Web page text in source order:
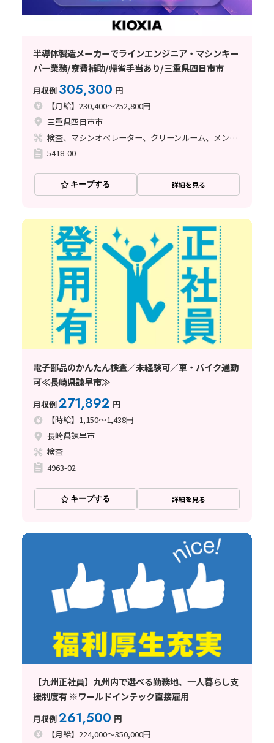
半導体製造メーカーでラインエンジニア・マシンキー
パー業務/寮費補助/帰省手当あり/三重県四日市市
月収例 305,300 円
【月給】230,400～252,800円
三重県四日市市
検査、マシンオペレーター、クリーンルーム、メンテナンス・保全
5418-00
キープする 詳細を見る
電子部品のかんたん検査／未経験可／車・バイク通勤
可≪長崎県諫早市≫
月収例271,892 円
【時給】1,150～1,438円
長崎県諫早市
検査
4963-02
キープする 詳細を見る
【九州正社員】九州内で選べる勤務地、一人暮らし支
援制度有 ※ワールドインテック直接雇用
月収例261,500 円
【月給】224,000～350,000円